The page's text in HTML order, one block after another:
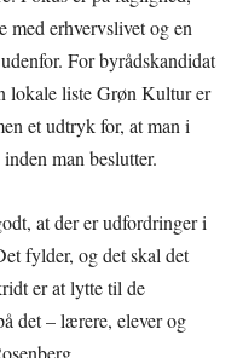
med erhvervslivet og en
For byrådskandidat
lokale liste Grøn Kultur er
et udtryk for, at man i
man beslutter.
at der er udfordringer i
fylder, og det skal det
er at lytte til de
det – lærere, elever og